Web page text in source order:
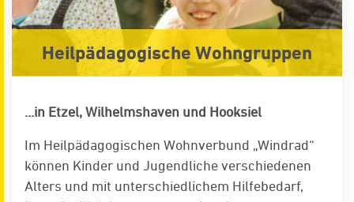
Heilpädagogische Wohngruppen
...in Etzel, Wilhelmshaven und Hooksiel
Im Heilpädagogischen Wohnverbund „Windrad“
können Kinder und Jugendliche verschiedenen
Alters und mit unterschiedlichem Hilfebedarf,